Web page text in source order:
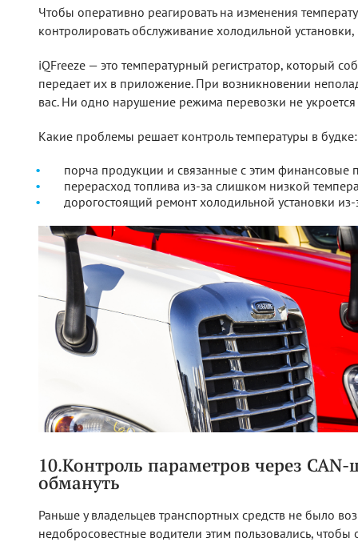
Чтобы оперативно реагировать на изменения
контролировать обслуживание холодильной
iQFreeze — это температурный регистратор, который
передает их в приложение. При возникновении
вас. Ни одно нарушение режима перевозки не
Какие проблемы решает контроль температуры в будке:
порча продукции и связанные с этим финансовые
перерасход топлива из-за слишком низкой
дорогостоящий ремонт холодильной установки
10.Контроль параметров через
обмануть
Раньше у владельцев транспортных средств не было
недобросовестные водители этим пользовались, чтобы